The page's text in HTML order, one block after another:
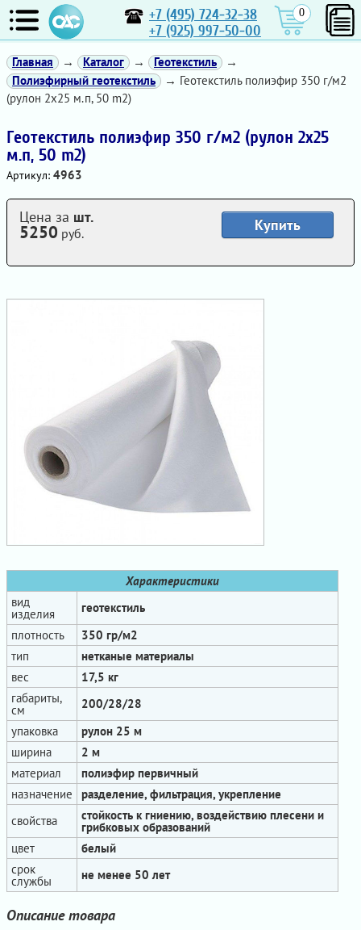
+7 (495) 724-32-38
+7 (925) 997-50-00
0
Главная → Каталог → Геотекстиль
→
Полиэфирный геотекстиль
→ Геотекстиль полиэфир 350 г/м2
(рулон 2х25 м.п, 50 m2)
Геотекстиль полиэфир 350 г/м2 (рулон 2х25
м.п, 50 m2)
Артикул: 4963
Характеристики
вид
изделия
геотекстиль
плотность
350 гр/м2
тип
нетканые материалы
вес
17,5 кг
габариты,
см
200/28/28
упаковка
рулон 25 м
ширина
2 м
материал
полиэфир первичный
назначение
разделение, фильтрация, укрепление
свойства
стойкость к гниению, воздействию плесени и
грибковых образований
цвет
белый
срок
службы не менее 50 лет
Купить
Цена за шт.
5250 руб.
Описание товара